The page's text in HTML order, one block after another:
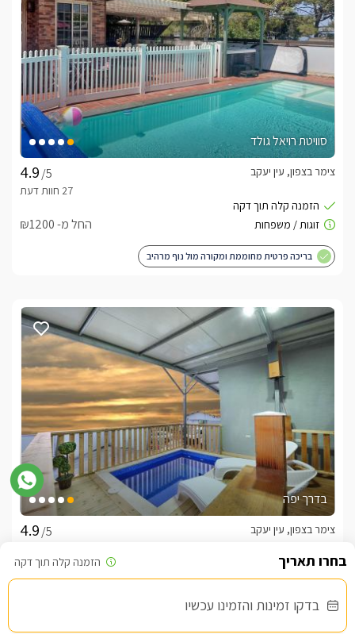
בדקו זמינות והזמינו עכשיו
סוויטת רויאל גולד
/5
צימר בצפון, עין יעקב
החל מ- ₪1200
בריכה פרטית מחוממת ומקורה מול נוף מרהיב
בדרך יפה
/5
צימר בצפון, עין יעקב
החל מ- ₪1100
בריכה פרטית מחוממת מקורה. גקוזי ספא מול נוף